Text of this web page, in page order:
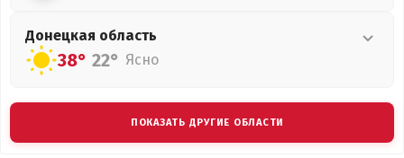
Донецкая область
38° 22° Ясно
ПОКАЗАТЬ ДРУГИЕ ОБЛАСТИ